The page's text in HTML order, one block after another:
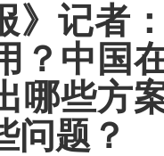
》记者
？中国
哪些方
问题？